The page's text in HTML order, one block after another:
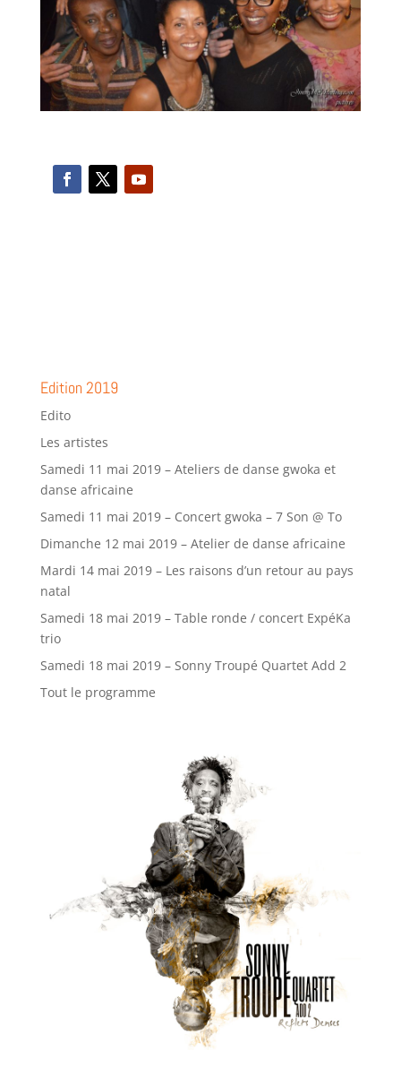
Edition 2019
Edito
Les artistes
Samedi 11 mai 2019 – Ateliers de danse gwoka et
danse africaine
Samedi 11 mai 2019 – Concert gwoka – 7 Son @ To
Dimanche 12 mai 2019 – Atelier de danse africaine
Mardi 14 mai 2019 – Les raisons d’un retour au pays
natal
Samedi 18 mai 2019 – Table ronde / concert ExpéKa
trio
Samedi 18 mai 2019 – Sonny Troupé Quartet Add 2
Tout le programme